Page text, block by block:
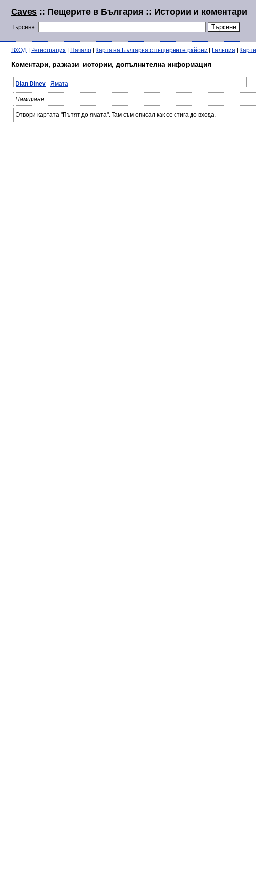
Caves :: Пещерите в България :: Истории и коментари
Търсене:
ВХОД Регистрация Начало Карта на България с пещерните райони Галерия Карти
Коментари, разкази, истории, допълнителна информация
Dian Dinev - Ямата
Намиране
Отвори картата "Пътят до ямата". Там съм описал как се стига до входа.